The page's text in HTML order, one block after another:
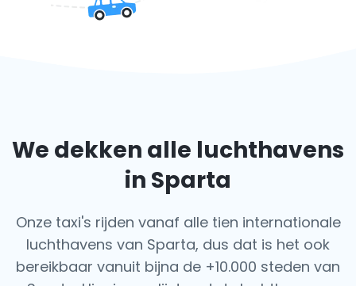
We dekken alle luchthavens
in Sparta
Onze taxi's rijden vanaf alle tien internationale
luchthavens van Sparta, dus dat is het ook
bereikbaar vanuit bijna de +10.000 steden van